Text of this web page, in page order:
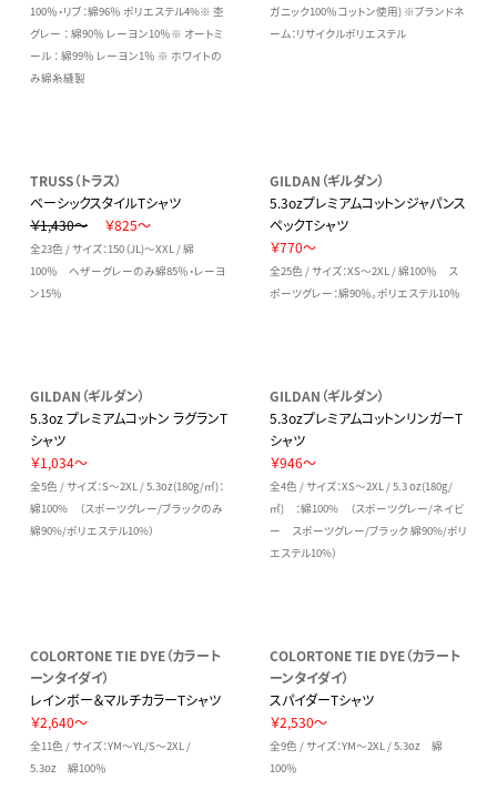
100％・リブ：綿96％ ポリエステル4%※ 杢
グレー ： 綿90％ レーヨン10％※ オートミ
ール ： 綿99％ レーヨン1％ ※ ホワイトの
み綿糸縫製
ガニック100％コットン使用) ※ブランドネ
ーム：リサイクルポリエステル
TRUSS（トラス）
ベーシックスタイルTシャツ
￥1,430～
￥825～
全23色 / サイズ：150（JL)～XXL / 綿
100％ ヘザーグレーのみ綿85％・レーヨ
ン15％
GILDAN（ギルダン）
5.3ozプレミアムコットンジャパンス
ペックTシャツ
￥770～
全25色 / サイズ：XS～2XL / 綿100％ ス
ポーツグレー：綿90％。ポリエステル10％
GILDAN（ギルダン）
5.3oz プレミアムコットン ラグランT
シャツ
￥1,034～
全5色 / サイズ：S～2XL / 5.3oz(180g/㎡)：
綿100% （スポーツグレー/ブラックのみ
綿90%/ポリエステル10%）
GILDAN（ギルダン）
5.3ozプレミアムコットンリンガーT
シャツ
￥946～
全4色 / サイズ：XS～2XL / 5.3 oz(180g/
㎡) ：綿100% （スポーツグレー/ネイビ
ー スポーツグレー/ブラック 綿90%/ポリ
エステル10%）
COLORTONE TIE DYE（カラート
ーンタイダイ）
レインボー＆マルチカラーTシャツ
￥2,640～
全11色 / サイズ：YM～YL/S～2XL /
5.3oz 綿100％
COLORTONE TIE DYE（カラート
ーンタイダイ）
スパイダーTシャツ
￥2,530～
全9色 / サイズ：YM～2XL / 5.3oz 綿
100％